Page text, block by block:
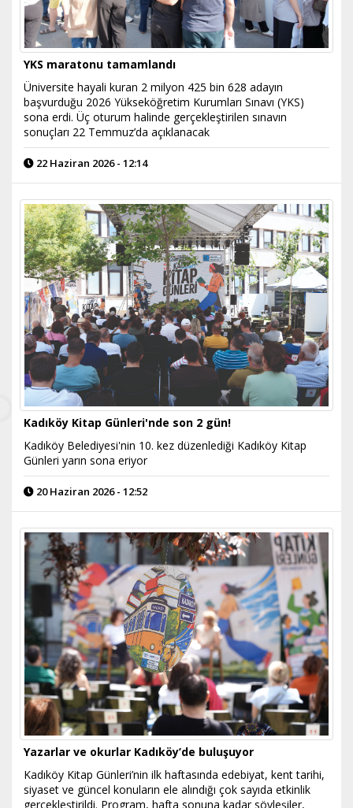
YKS maratonu tamamlandı
Üniversite hayali kuran 2 milyon 425 bin 628 adayın
başvurduğu 2026 Yükseköğretim Kurumları Sınavı (YKS)
sona erdi. Üç oturum halinde gerçekleştirilen sınavın
sonuçları 22 Temmuz’da açıklanacak
22 Haziran 2026 - 12:14
Kadıköy Kitap Günleri'nde son 2 gün!
Kadıköy Belediyesi'nin 10. kez düzenlediği Kadıköy Kitap
Günleri yarın sona eriyor
20 Haziran 2026 - 12:52
Yazarlar ve okurlar Kadıköy’de buluşuyor
Kadıköy Kitap Günleri’nin ilk haftasında edebiyat, kent tarihi,
siyaset ve güncel konuların ele alındığı çok sayıda etkinlik
gerçekleştirildi. Program, hafta sonuna kadar söyleşiler,